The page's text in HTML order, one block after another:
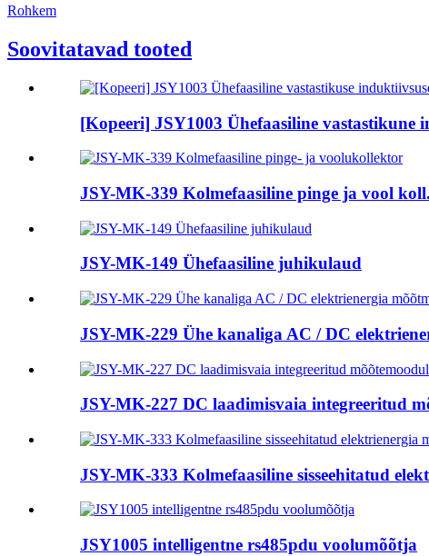
Rohkem
Soovitatavad tooted
[Kopeeri] JSY1003 Ühefaasiline vastastikune
JSY-MK-339 Kolmefaasiline pinge ja vool
JSY-MK-149 Ühefaasiline juhikulaud
JSY-MK-229 Ühe kanaliga AC / DC
JSY-MK-227 DC laadimisvaia integreeritud
JSY-MK-333 Kolmefaasiline sisseehitatud
JSY1005 intelligentne rs485pdu voolumõõtja